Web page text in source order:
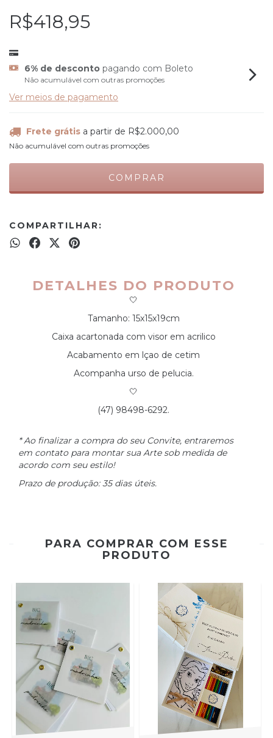
R$418,95
6% de desconto pagando com Boleto
Não acumulável com outras promoções
Ver meios de pagamento
Frete grátis a partir de R$2.000,00
Não acumulável com outras promoções
COMPARTILHAR:
DETALHES DO PRODUTO
🤍
Tamanho: 15x15x19cm
Caixa acartonada com visor em acrilico
Acabamento em lçao de cetim
Acompanha urso de pelucia.
🤍
(47) 98498-6292.
* Ao finalizar a compra do seu Convite, entraremos
em contato para montar sua Arte sob medida de
acordo com seu estilo!
Prazo de produção: 35 dias úteis.
PARA COMPRAR COM ESSE
PRODUTO